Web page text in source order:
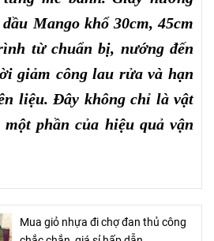
Mango khổ 30cm, 45cm
từ chuẩn bị, nướng đến
giảm công lau rửa và hạn
liệu. Đây không chỉ là vật
phần của hiệu quả vận
Mua giỏ nhựa đi chợ đan thủ công